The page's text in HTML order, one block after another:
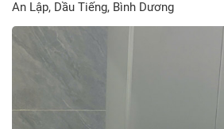
An Lập, Dầu Tiếng, Bình Dương